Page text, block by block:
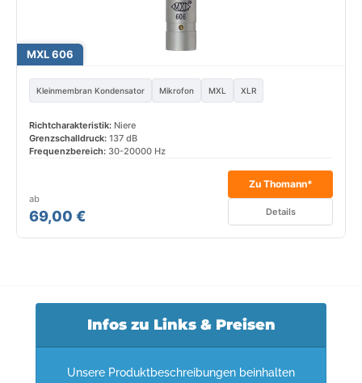
MXL 606
Kleinmembran Kondensator Mikrofon MXL XLR
Richtcharakteristik: Niere
Grenzschalldruck: 137 dB
Frequenzbereich: 30-20000 Hz
ab
69,00 €
Zu Thomann*
Details
Infos zu Links & Preisen
Unsere Produktbeschreibungen beinhalten